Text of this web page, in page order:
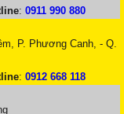
: 0911 990 880
P. Phương Canh, - Q.
: 0912 668 118